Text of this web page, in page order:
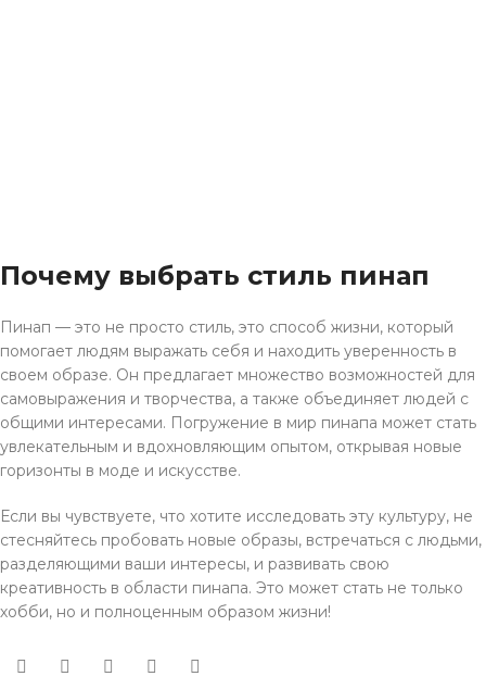
Почему выбрать стиль пинап
Пинап — это не просто стиль, это способ жизни, который
помогает людям выражать себя и находить уверенность в
своем образе. Он предлагает множество возможностей для
самовыражения и творчества, а также объединяет людей с
общими интересами. Погружение в мир пинапа может стать
увлекательным и вдохновляющим опытом, открывая новые
горизонты в моде и искусстве.
Если вы чувствуете, что хотите исследовать эту культуру, не
стесняйтесь пробовать новые образы, встречаться с людьми,
разделяющими ваши интересы, и развивать свою
креативность в области пинапа. Это может стать не только
хобби, но и полноценным образом жизни!